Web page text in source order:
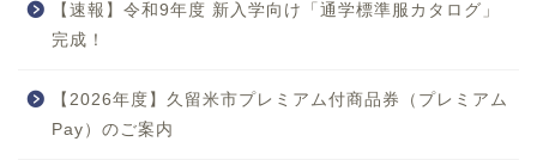
【速報】令和9年度 新入学向け「通学標準服カタログ」
完成！
【2026年度】久留米市プレミアム付商品券（プレミアム
Pay）のご案内